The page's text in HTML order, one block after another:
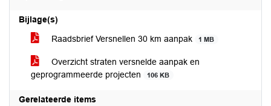
Bijlage(s)
Raadsbrief Versnellen 30 km aanpak
1 MB
Overzicht straten versnelde aanpak en
geprogrammeerde projecten
106 KB
Gerelateerde items